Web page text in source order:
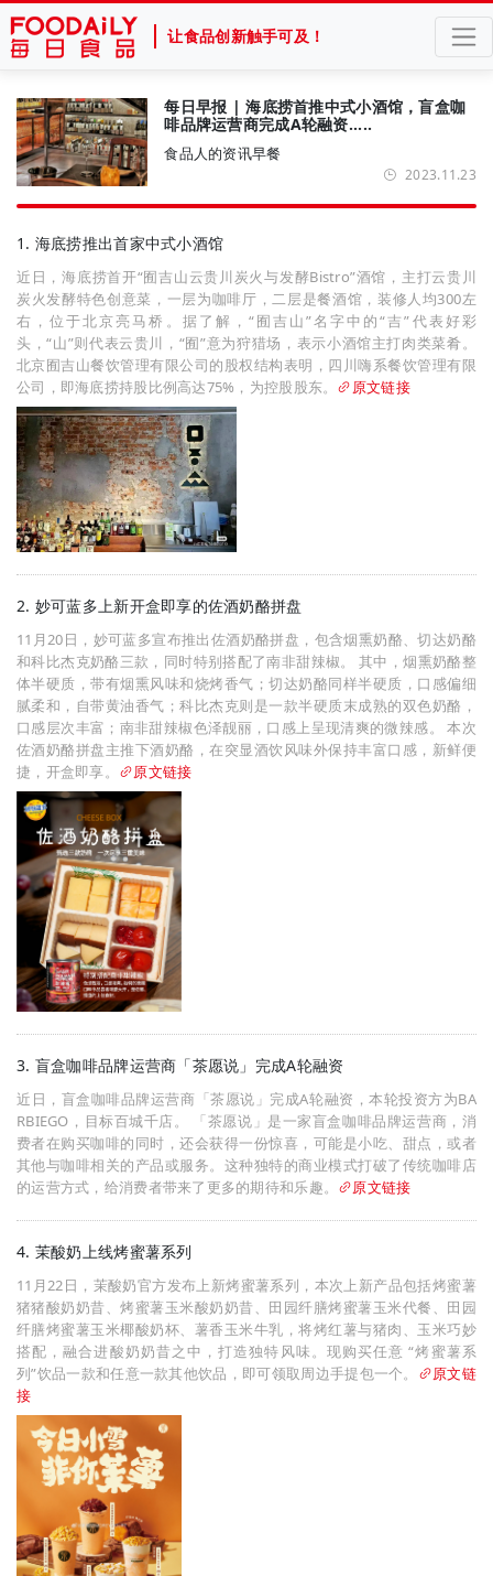
让食品创新触手可及！
每日早报 | 海底捞首推中式小酒馆，盲盒咖
啡品牌运营商完成A轮融资.....
食品人的资讯早餐
2023.11.23
1. 海底捞推出首家中式小酒馆
近日，海底捞首开“囿吉山云贵川炭火与发酵Bistro”酒馆，主打云贵川
炭火发酵特色创意菜，一层为咖啡厅，二层是餐酒馆，装修人均300左
右，位于北京亮马桥。据了解，“囿吉山”名字中的“吉”代表好彩
头，“山”则代表云贵川，“囿”意为狩猎场，表示小酒馆主打肉类菜肴。
北京囿吉山餐饮管理有限公司的股权结构表明，四川嗨系餐饮管理有限
公司，即海底捞持股比例高达75%，为控股股东。
原文链接
2. 妙可蓝多上新开盒即享的佐酒奶酪拼盘
11月20日，妙可蓝多宣布推出佐酒奶酪拼盘，包含烟熏奶酪、切达奶酪
和科比杰克奶酪三款，同时特别搭配了南非甜辣椒。 其中，烟熏奶酪整
体半硬质，带有烟熏风味和烧烤香气；切达奶酪同样半硬质，口感偏细
腻柔和，自带黄油香气；科比杰克则是一款半硬质末成熟的双色奶酪，
口感层次丰富；南非甜辣椒色泽靓丽，口感上呈现清爽的微辣感。 本次
佐酒奶酪拼盘主推下酒奶酪，在突显酒饮风味外保持丰富口感，新鲜便
捷，开盒即享。
原文链接
3. 盲盒咖啡品牌运营商「茶愿说」完成A轮融资
近日，盲盒咖啡品牌运营商「茶愿说」完成A轮融资，本轮投资方为BA
RBIEGO，目标百城千店。 「茶愿说」是一家盲盒咖啡品牌运营商，消
费者在购买咖啡的同时，还会获得一份惊喜，可能是小吃、甜点，或者
其他与咖啡相关的产品或服务。这种独特的商业模式打破了传统咖啡店
的运营方式，给消费者带来了更多的期待和乐趣。
原文链接
4. 茉酸奶上线烤蜜薯系列
11月22日，茉酸奶官方发布上新烤蜜薯系列，本次上新产品包括烤蜜薯
猪猪酸奶奶昔、烤蜜薯玉米酸奶奶昔、田园纤膳烤蜜薯玉米代餐、田园
纤膳烤蜜薯玉米椰酸奶杯、薯香玉米牛乳，将烤红薯与猪肉、玉米巧妙
搭配，融合进酸奶奶昔之中，打造独特风味。现购买任意 “烤蜜薯系
列”饮品一款和任意一款其他饮品，即可领取周边手提包一个。
原文链
接